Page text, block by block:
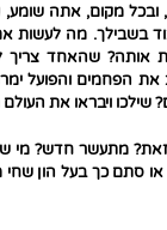
ובכל מקום, אתה
בשבילך. מה
אותה? שהאחד צריך
הפחמים והפועל
שילכו ויבראו את
מתעשר חדש? מי
או סתם כך בעל הון